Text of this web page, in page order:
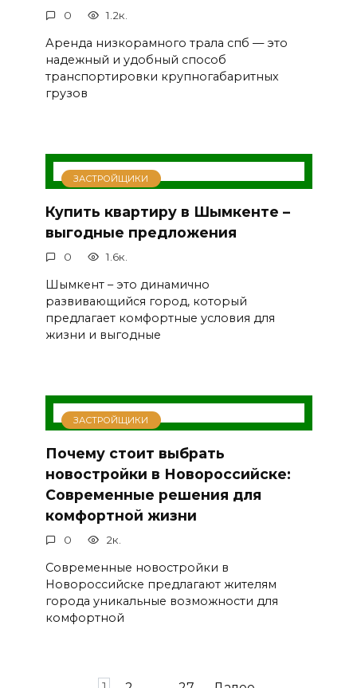
0 1.2к.
Аренда низкорамного трала спб — это
надежный и удобный способ
транспортировки крупногабаритных
грузов
ЗАСТРОЙЩИКИ
Купить квартиру в Шымкенте –
выгодные предложения
0 1.6к.
Шымкент – это динамично
развивающийся город, который
предлагает комфортные условия для
жизни и выгодные
ЗАСТРОЙЩИКИ
Почему стоит выбрать
новостройки в Новороссийске:
Современные решения для
комфортной жизни
0 2к.
Современные новостройки в
Новороссийске предлагают жителям
города уникальные возможности для
комфортной